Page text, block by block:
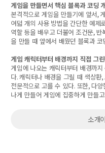
게임을 만들면서 핵심 블록과 코딩
본격적으로 게임을 만들기에 앞서,
여덟 개의 사용 방법을 간단한 예제
역할 등을 배우고 더불어 조건문, 반
을 만들 때 앞에서 배웠던 블록과
게임 캐릭터부터 배경까지 직접 그
게임에 나오는 캐릭터부터 배경까
다.캐릭터나 배경을 그릴 때 색상환,
전문적으로 고를 수 있다. 또한, 다양
나게 만들어 게임에 집중하게 만들
소개